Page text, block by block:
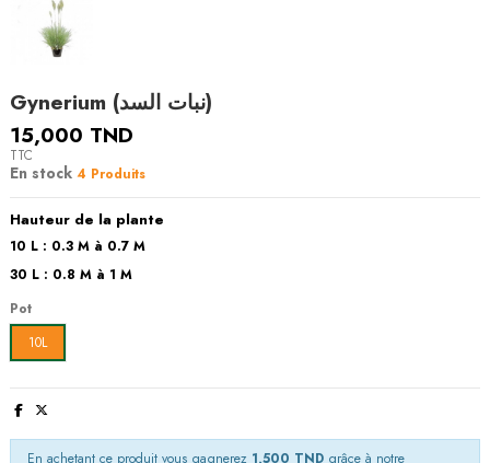
Gynerium (نبات السد)
15,000 TND
TTC
En stock 4 Produits
Hauteur de la plante
10 L : 0.3 M à 0.7 M
30 L : 0.8 M à 1 M
Pot
10L
En achetant ce produit vous gagnerez 1,500 TND grâce à notre